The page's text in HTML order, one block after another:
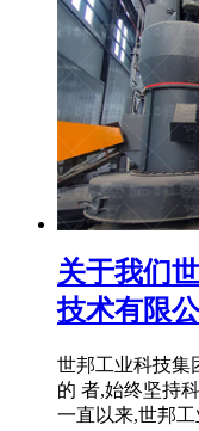
关于我们
技术有限公
世邦工业科技集
的 者,始终坚持
一直以来,世邦